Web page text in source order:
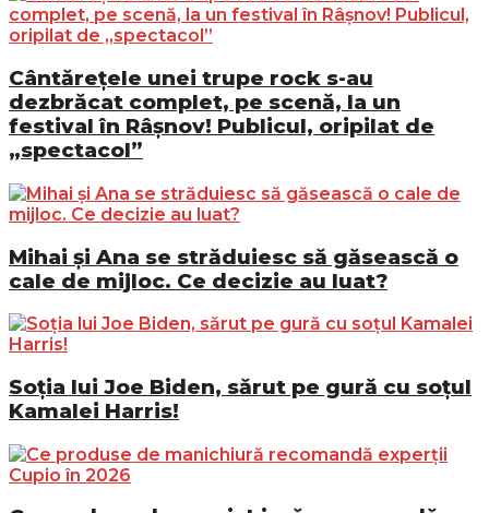
Cântărețele unei trupe rock s-au
dezbrăcat complet, pe scenă, la un
festival în Râșnov! Publicul, oripilat de
„spectacol”
Mihai și Ana se străduiesc să găsească o
cale de mijloc. Ce decizie au luat?
Soția lui Joe Biden, sărut pe gură cu soțul
Kamalei Harris!